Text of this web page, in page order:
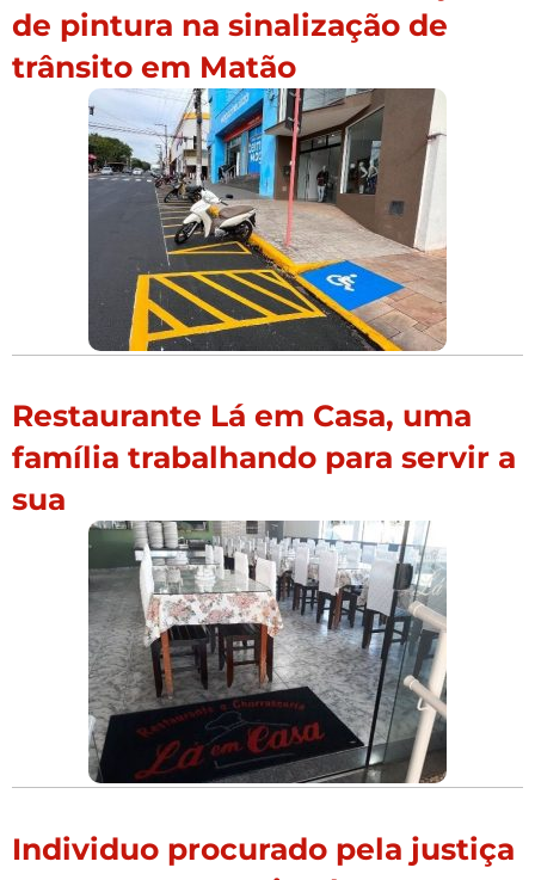
de pintura na sinalização de
trânsito em Matão
Restaurante Lá em Casa, uma
família trabalhando para servir a
sua
Individuo procurado pela justiça